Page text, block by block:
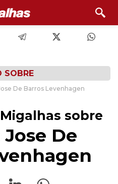
SOBRE
De Barros Levenhagen
sobre
De